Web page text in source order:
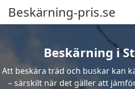
Beskärning-pris.se
Beskärning i
Att beskära träd och buskar kan
– särskilt när det gäller att